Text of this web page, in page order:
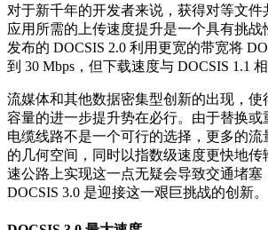
对于新千年的开发者来说，获得对等文件
应用所需的上传速度提升是一个具有挑战
发布的 DOCSIS 2.0 利用更宽的带宽将
到 30 Mbps，但下载速度与 DOCSIS 1.1 相
流媒体和其他数据密集型创新的出现，使
容量的进一步提升势在必行。由于替换或
电缆线路不是一个可行的选择，更多的流
的几何空间，同时以指数级速度更快地传
速公路上实现这一点无疑会导致交通堵塞
DOCSIS 3.0 是迎接这一艰巨挑战的创新。